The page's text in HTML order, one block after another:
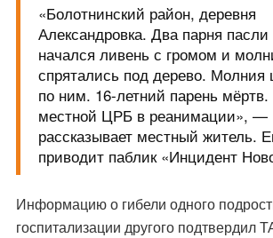
«Болотнинский район, деревня
Александровка. Два парня пасли
начался ливень с громом и
спрятались под дерево. Молния
по ним. 16-летний парень
местной ЦРБ в реанимации», —
рассказывает местный житель.
приводит паблик «Инцидент
Информацию о гибели одного
госпитализации другого подтвердил